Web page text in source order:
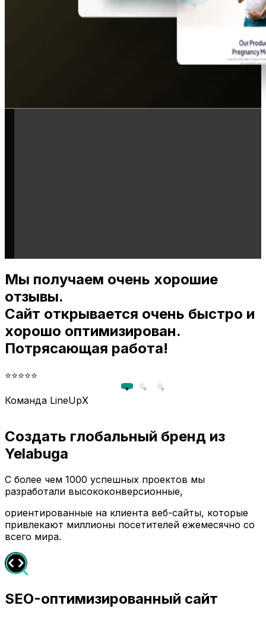
Мы получаем очень хорошие
отзывы.
Сайт открывается очень быстро и
хорошо оптимизирован.
Потрясающая работа!
⭐⭐⭐⭐⭐
Команда LineUpX
Создать глобальный бренд из
Yelabuga
С более чем 1000 успешных проектов мы
разработали высококонверсионные,
ориентированные на клиента веб-сайты, которые
привлекают миллионы посетителей ежемесячно со
всего мира.
SEO-оптимизированный сайт